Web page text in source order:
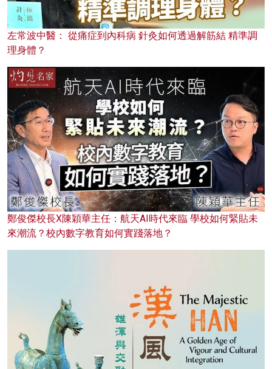
左常波中醫： 從痛症到內科病 針灸如何透過解筋結 精準調
理身體？
鄭俊傑校長X陳穎華主任：航天AI時代來臨 學校如何緊貼未
來潮流？校內數字教育如何實踐落地？